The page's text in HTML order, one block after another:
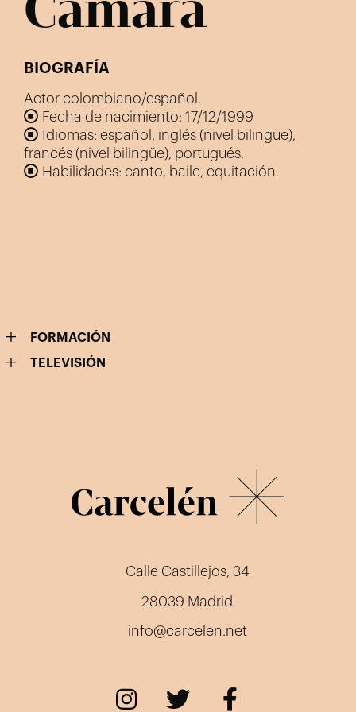
BIOGRAFÍA
Actor colombiano/español.
Fecha de nacimiento: 17/12/1999
Idiomas: español, inglés (nivel bilingüe),
francés (nivel bilingüe), portugués.
Habilidades: canto, baile, equitación.
FORMACIÓN
TELEVISIÓN
Calle Castillejos, 34
28039 Madrid
info@carcelen.net